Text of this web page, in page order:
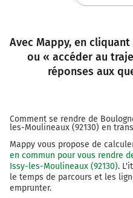
Avec Mappy, en
ou « accéder au
réponses aux
Comment se rendre de
les-Moulineaux (92130) en
Mappy vous propose de
en commun pour vous rendre
Issy-les-Moulineaux (92130).
le temps de parcours et les
emprunter.